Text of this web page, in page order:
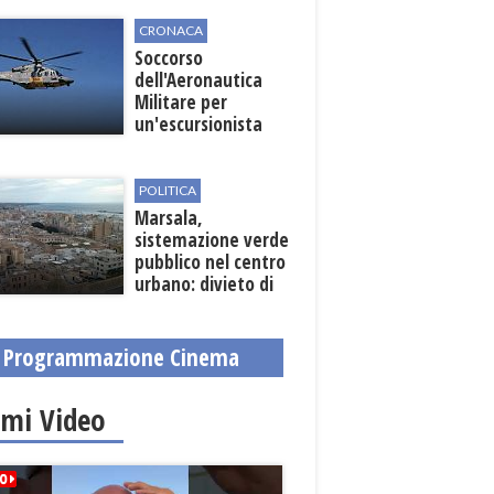
CRONACA
Soccorso
dell'Aeronautica
Militare per
un'escursionista
POLITICA
Marsala,
sistemazione verde
pubblico nel centro
urbano: divieto di
Programmazione Cinema
Video